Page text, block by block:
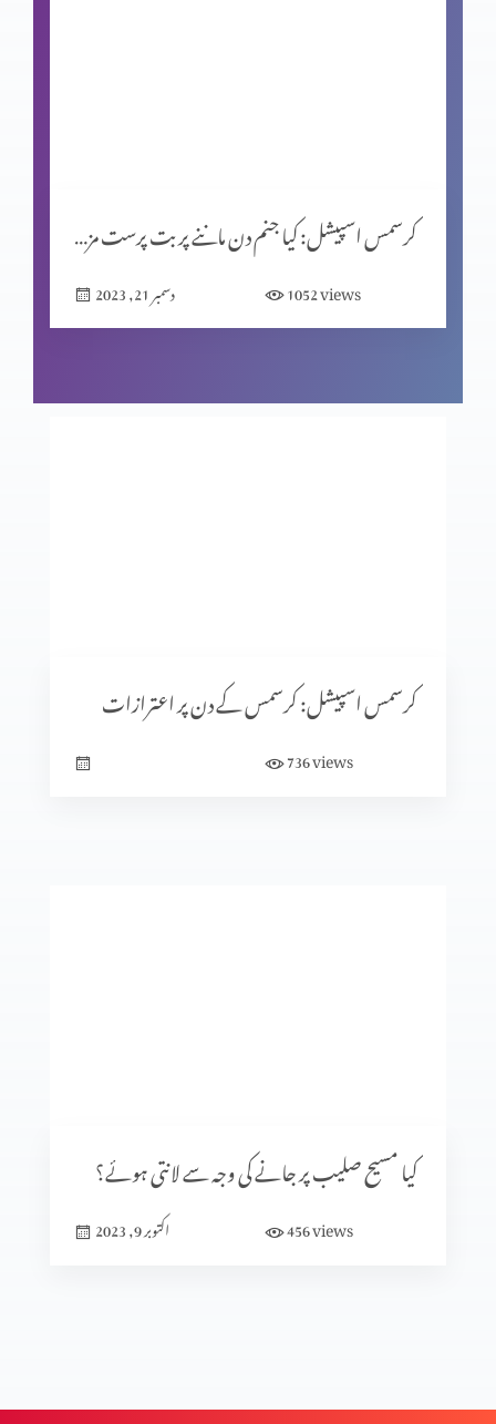
المسیح کے پیروکار عید فسح کیوں نہیں مناتے؟
کرسمس اسپیشل: سنتِ ابراہیمی (حصہ 2)
تاریخ میں پیشنگوئیوں کا کردار (حصہ 2)
کرسمس اسپیشل: کیا جنم دن ماننے پر بت پرست مزاہب کا اثر ہے؟
دسمبر 21, 2023 1052views
کرسمس اسپیشل: کرسمس کے دن پر اعترازات
736views
کیا مسیح صلیب پر جانے کی وجہ سے لانتی ہوئے؟
اکتوبر 9, 2023 456views